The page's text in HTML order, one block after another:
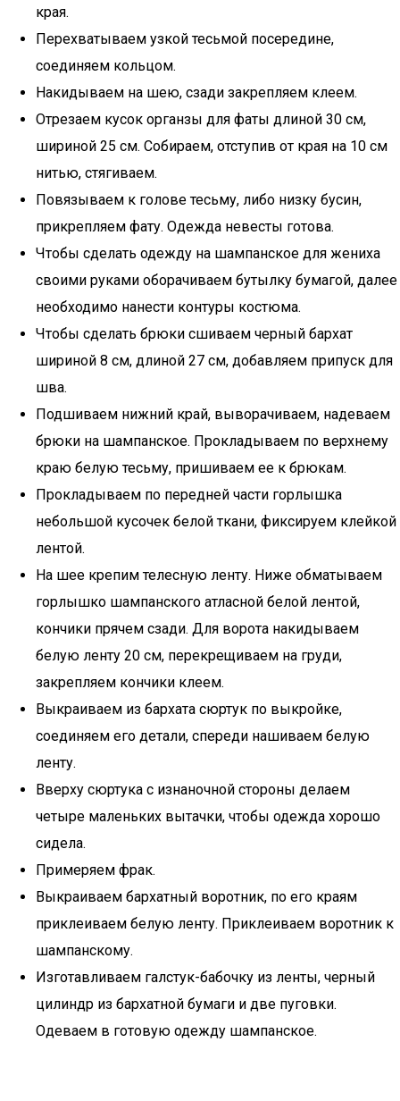
края.
Перехватываем узкой тесьмой посередине,
соединяем кольцом.
Накидываем на шею, сзади закрепляем клеем.
Отрезаем кусок органзы для фаты длиной 30 см,
шириной 25 см. Собираем, отступив от края на 10 см
нитью, стягиваем.
Повязываем к голове тесьму, либо низку бусин,
прикрепляем фату. Одежда невесты готова.
Чтобы сделать одежду на шампанское для жениха
своими руками оборачиваем бутылку бумагой, далее
необходимо нанести контуры костюма.
Чтобы сделать брюки сшиваем черный бархат
шириной 8 см, длиной 27 см, добавляем припуск для
шва.
Подшиваем нижний край, выворачиваем, надеваем
брюки на шампанское. Прокладываем по верхнему
краю белую тесьму, пришиваем ее к брюкам.
Прокладываем по передней части горлышка
небольшой кусочек белой ткани, фиксируем клейкой
лентой.
На шее крепим телесную ленту. Ниже обматываем
горлышко шампанского атласной белой лентой,
кончики прячем сзади. Для ворота накидываем
белую ленту 20 см, перекрещиваем на груди,
закрепляем кончики клеем.
Выкраиваем из бархата сюртук по выкройке,
соединяем его детали, спереди нашиваем белую
ленту.
Вверху сюртука с изнаночной стороны делаем
четыре маленьких вытачки, чтобы одежда хорошо
сидела.
Примеряем фрак.­
Выкраиваем бархатный воротник, по его краям
приклеиваем белую ленту. Приклеиваем воротник к
шампанскому.
Изготавливаем галстук-бабочку из ленты, черный
цилиндр из бархатной бумаги и две пуговки.
Одеваем в готовую одежду шампанское.